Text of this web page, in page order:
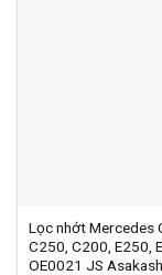
Lọc nhớt Mercedes
C250, C200, E250,
OE0021 JS